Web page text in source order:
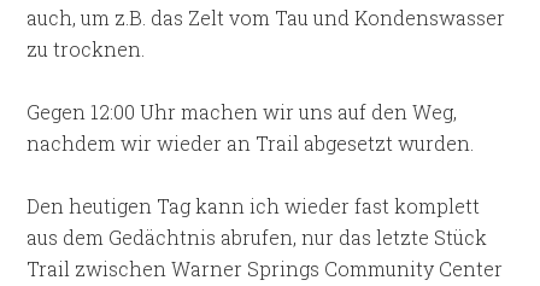
auch, um z.B. das Zelt vom Tau und Kondenswasser
zu trocknen.
Gegen 12:00 Uhr machen wir uns auf den Weg,
nachdem wir wieder an Trail abgesetzt wurden.
Den heutigen Tag kann ich wieder fast komplett
aus dem Gedächtnis abrufen, nur das letzte Stück
Trail zwischen Warner Springs Community Center